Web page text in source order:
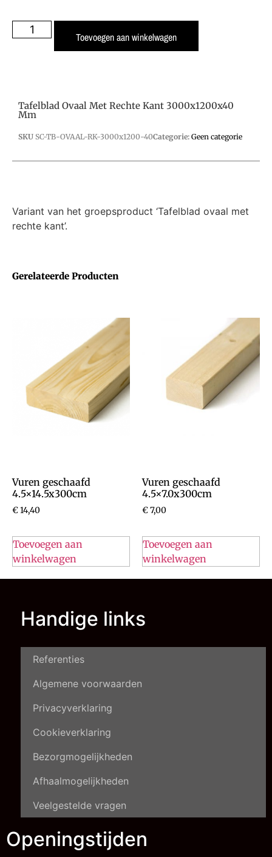
Toevoegen aan winkelwagen
Gerelateerde Producten
Vuren geschaafd
4.5×14.5x300cm
€14,40
Toevoegen aan
winkelwagen
Vuren geschaafd
4.5×7.0x300cm
€7,00
Toevoegen aan
winkelwagen
Tafelblad Ovaal Met Rechte Kant 3000x1200x40
Mm
SKU SC-TB-OVAAL-RK-3000x1200-40Categorie: Geen categorie
Variant van het groepsproduct ‘Tafelblad ovaal met
rechte kant’.
Handige links
Referenties
Algemene voorwaarden
Privacyverklaring
Cookieverklaring
Bezorgmogelijkheden
Afhaalmogelijkheden
Veelgestelde vragen
Openingstijden